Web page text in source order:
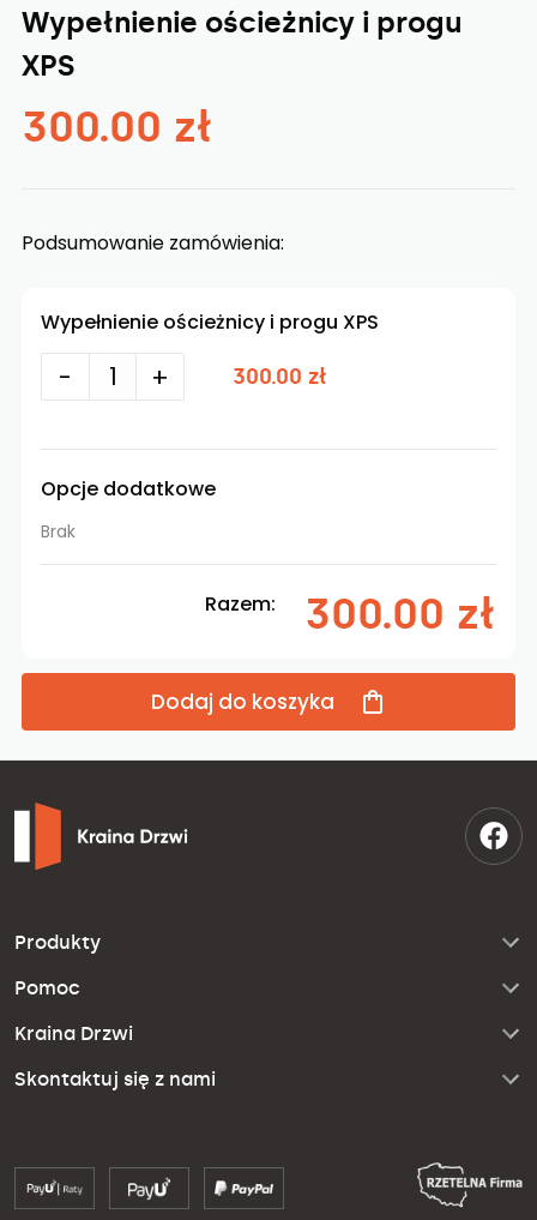
Wypełnienie ościeżnicy i progu
XPS
300.00 zł
Podsumowanie zamówienia:
Wypełnienie ościeżnicy i progu XPS
- + 300.00 zł
Opcje dodatkowe
Brak
Razem: 300.00 zł
Dodaj do koszyka
Produkty
Pomoc
Kraina Drzwi
Skontaktuj się z nami